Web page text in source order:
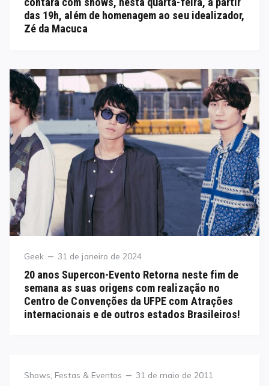
das 19h, além de homenagem ao seu idealizador,
Zé da Macuca
Category
Geek
Posted
31 de janeiro de 2024
20 anos Supercon-Evento Retorna neste fim de
semana as suas origens com realização no
Centro de Convenções da UFPE com Atrações
internacionais e de outros estados Brasileiros!
Category
Shows, Festas & Eventos
Posted
31 de maio de 2011